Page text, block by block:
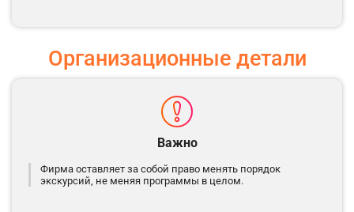
Организационные детали
Важно
Фирма оставляет за собой право менять порядок
экскурсий, не меняя программы в целом.